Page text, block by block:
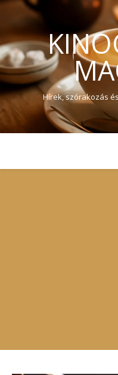
Hírek, szórakozás